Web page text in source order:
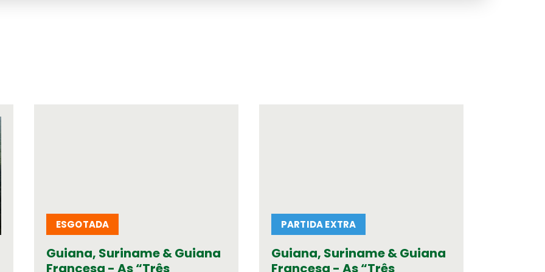
Seguros de Viagem
Verifique a apólice que se aplica à sua viagem
Informação Institucional
ESGOTADA
Guiana, Suriname & Guiana
Francesa - As “Três
PARTIDA EXTRA
Guiana, Suriname & Guiana
Francesa - As “Três